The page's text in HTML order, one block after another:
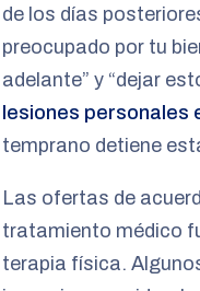
de los días
preocupado por tu
adelante” y “dejar
lesiones personales
temprano detiene
Las ofertas de
tratamiento médico
terapia física.